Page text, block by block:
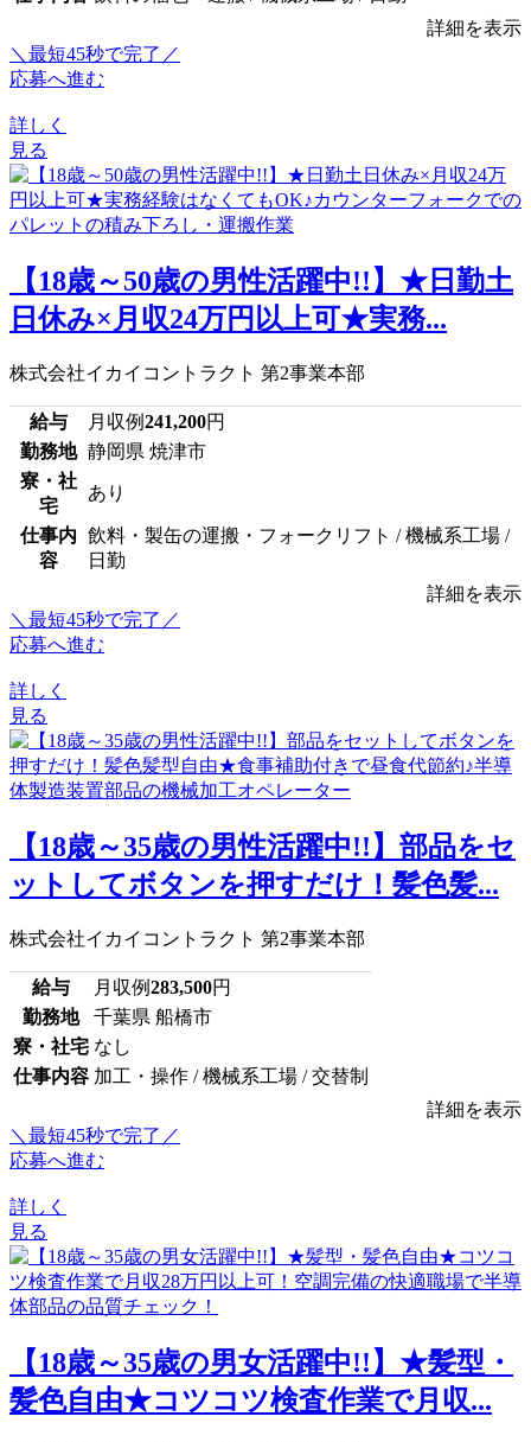
詳細を表示
＼最短45秒で完了／
応募へ進む
詳しく
見る
【18歳～50歳の男性活躍中!!】★日勤土
日休み×月収24万円以上可★実務...
株式会社イカイコントラクト 第2事業本部
給与 月収例241,200円
勤務地 静岡県 焼津市
寮・社
宅
あり
仕事内
容
飲料・製缶の運搬・フォークリフト / 機械系工場 /
日勤
詳細を表示
＼最短45秒で完了／
応募へ進む
詳しく
見る
【18歳～35歳の男性活躍中!!】部品をセ
ットしてボタンを押すだけ！髪色髪...
株式会社イカイコントラクト 第2事業本部
給与 月収例283,500円
勤務地
千葉県 船橋市
寮・社宅 なし
仕事内容 加工・操作 / 機械系工場 / 交替制
詳細を表示
＼最短45秒で完了／
応募へ進む
詳しく
見る
【18歳～35歳の男女活躍中!!】★髪型・
髪色自由★コツコツ検査作業で月収...